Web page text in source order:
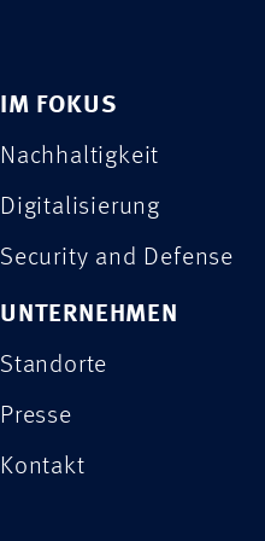
IM FOKUS
Nachhaltigkeit
Digitalisierung
Security and Defense
UNTERNEHMEN
Standorte
Presse
Kontakt